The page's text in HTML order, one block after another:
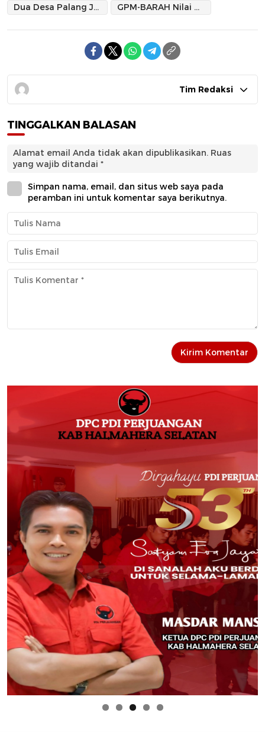
Dua Desa Palang Jalan Protes Keputusan Panitia GPM-BARAH Nilai Kadis Pora Gagal
Tim Redaksi
TINGGALKAN BALASAN
Alamat email Anda tidak akan dipublikasikan. Ruas
yang wajib ditandai *
Simpan nama, email, dan situs web saya pada
peramban ini untuk komentar saya berikutnya.